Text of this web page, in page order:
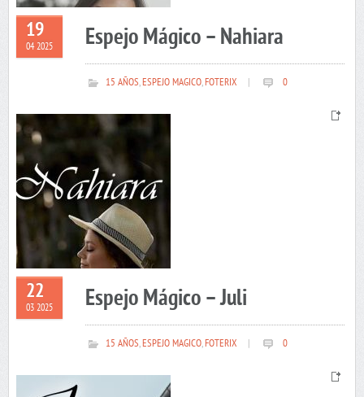
19
04 2025 Espejo Mágico – Nahiara
15 AÑOS,ESPEJO MAGICO,FOTERIX 0
22
03 2025 Espejo Mágico – Juli
15 AÑOS,ESPEJO MAGICO,FOTERIX 0